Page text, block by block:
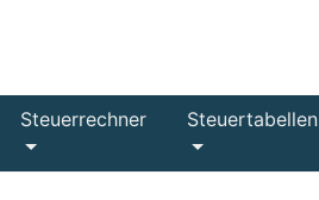
Steuerrechner Steuertabellen